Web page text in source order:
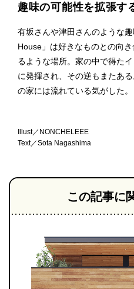
趣味の可能性を拡張す
有坂さんや津田さんのような
House」は好きなものとの向
るような場所。家の中で得た
に発揮され、その逆もまたあ
の家には流れている気がした。
Illust／NONCHELEEE
Text／Sota Nagashima
この記事に